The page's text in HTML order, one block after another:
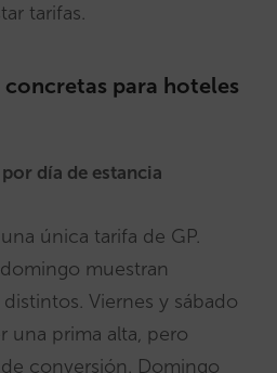
tarifas.
para hoteles
día de estancia
única tarifa de GP.
muestran
Viernes y sábado
una prima alta, pero
conversión. Domingo